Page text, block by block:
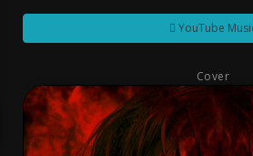
YouTube
Cover